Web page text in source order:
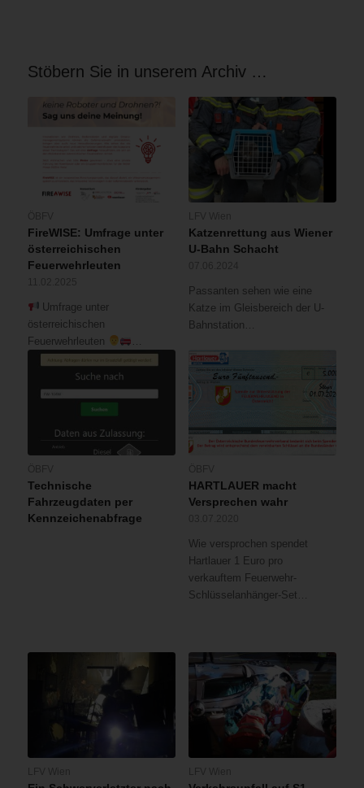
Stöbern Sie in unserem Archiv …
FireWISE: Umfrage unter
österreichischen
Feuerwehrleuten
Umfrage unter
österreichischen
Feuerwehrleuten
…
Katzenrettung aus Wiener
U-Bahn Schacht
Passanten sehen wie eine
Katze im Gleisbereich der U-
Bahnstation…
Technische
Fahrzeugdaten per
Kennzeichenabfrage
HARTLAUER macht
Versprechen wahr
Wie versprochen spendet
Hartlauer 1 Euro pro
verkauftem Feuerwehr-
Schlüsselanhänger-Set…